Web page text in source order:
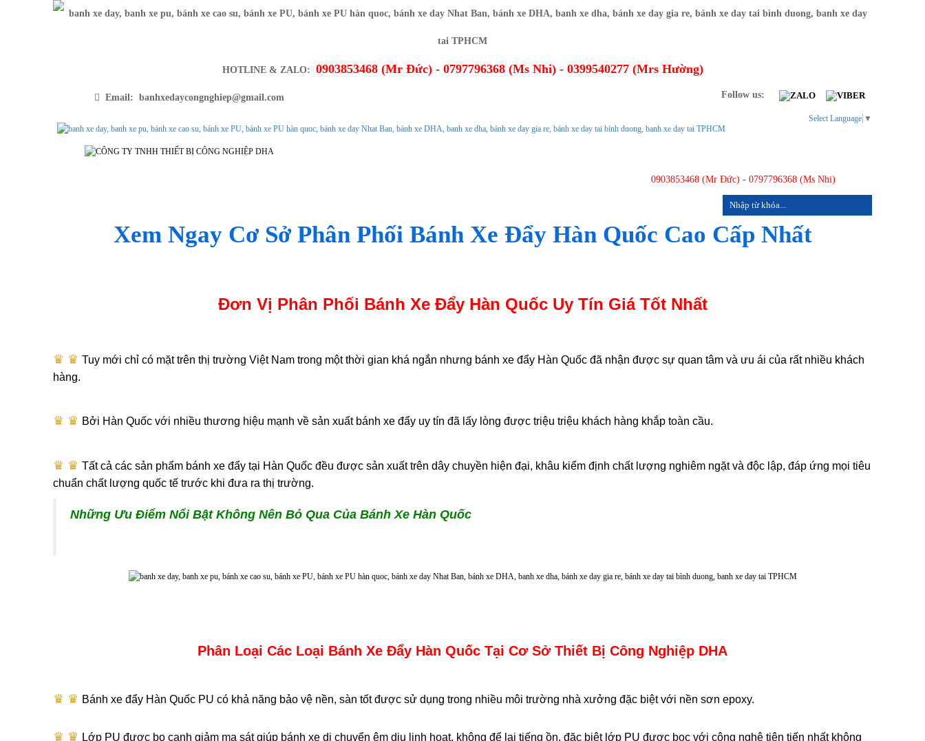
HOTLINE & ZALO: 0903853468 (Mr Đức) - 0797796368 (Ms Nhi) - 0399540277 (Mrs Hường)
Email: banhxedaycongnghiep@gmail.com Follow us:
0903853468 (Mr Đức) - 0797796368 (Ms Nhi)
Select Language ▼
Xem Ngay Cơ Sở Phân Phối Bánh Xe Đẩy Hàn Quốc Cao Cấp Nhất
Đơn Vị Phân Phối Bánh Xe Đẩy Hàn Quốc Uy Tín Giá Tốt Nhất
♛ ♛​ Tuy mới chỉ có mặt trên thị trường Việt Nam trong một thời gian khá ngắn nhưng bánh xe đẩy Hàn Quốc đã nhận được sự quan tâm và ưu ái của rất nhiều khách
hàng.
♛ ♛​ Bởi Hàn Quốc với nhiều thương hiệu mạnh về sản xuất bánh xe đẩy uy tín đã lấy lòng được triệu triệu khách hàng khắp toàn cầu.
♛ ♛​ Tất cả các sản phẩm bánh xe đẩy tại Hàn Quốc đều được sản xuất trên dây chuyền hiện đại, khâu kiểm định chất lượng nghiêm ngặt và độc lập, đáp ứng mọi tiêu
chuẩn chất lượng quốc tế trước khi đưa ra thị trường.
Những Ưu Điểm Nổi Bật Không Nên Bỏ Qua Của Bánh Xe Hàn Quốc
Phân Loại Các Loại Bánh Xe Đẩy Hàn Quốc Tại Cơ Sở Thiết Bị Công Nghiệp DHA
♛ ♛​ Bánh xe đẩy Hàn Quốc PU có khả năng bảo vệ nền, sàn tốt được sử dụng trong nhiều môi trường nhà xưởng đặc biệt với nền sơn epoxy.
♛ ♛​ Lớp PU được bo cạnh giảm ma sát giúp bánh xe di chuyển êm dịu linh hoạt, không để lại tiếng ồn, đặc biệt lớp PU được bọc với công nghệ tiên tiến nhất không